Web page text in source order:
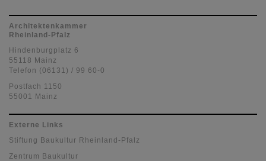
Architektenkammer
Rheinland-Pfalz
Hindenburgplatz 6
55118 Mainz
Telefon (06131) / 99 60-0
Postfach 1150
55001 Mainz
Externe Links
Stiftung Baukultur Rheinland-Pfalz
Zentrum Baukultur